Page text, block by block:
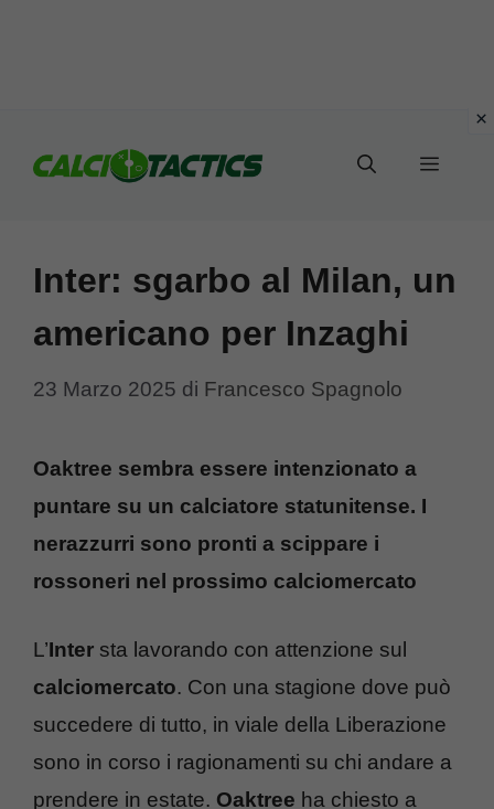
Menu
Inter: sgarbo al Milan, un
americano per Inzaghi
23 Marzo 2025 di Francesco Spagnolo
Oaktree sembra essere intenzionato a
puntare su un calciatore statunitense. I
nerazzurri sono pronti a scippare i
rossoneri nel prossimo calciomercato
L’Inter sta lavorando con attenzione sul
calciomercato. Con una stagione dove può
succedere di tutto, in viale della Liberazione
sono in corso i ragionamenti su chi andare a
prendere in estate. Oaktree ha chiesto a